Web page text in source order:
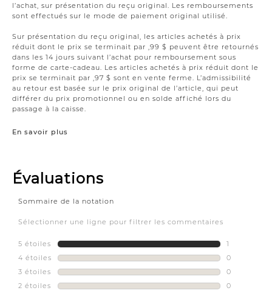
l’achat, sur présentation du reçu original. Les remboursements
sont effectués sur le mode de paiement original utilisé.
Sur présentation du reçu original, les articles achetés à prix
réduit dont le prix se terminait par ,99 $ peuvent être retournés
dans les 14 jours suivant l’achat pour remboursement sous
forme de carte-cadeau. Les articles achetés à prix réduit dont le
prix se terminait par ,97 $ sont en vente ferme. L’admissibilité
au retour est basée sur le prix original de l’article, qui peut
différer du prix promotionnel ou en solde affiché lors du
passage à la caisse.
En savoir plus